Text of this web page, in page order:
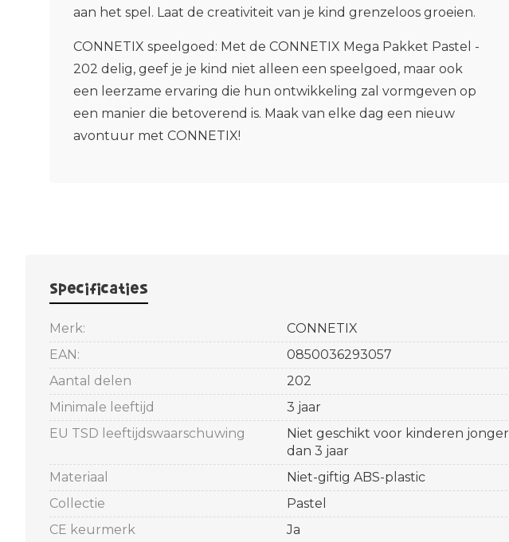
aan het spel. Laat de creativiteit van je kind grenzeloos groeien.
CONNETIX speelgoed: Met de CONNETIX Mega Pakket Pastel -
202 delig, geef je je kind niet alleen een speelgoed, maar ook
een leerzame ervaring die hun ontwikkeling zal vormgeven op
een manier die betoverend is. Maak van elke dag een nieuw
avontuur met CONNETIX!
Specificaties
Merk:
CONNETIX
EAN:
0850036293057
Aantal delen
202
Minimale leeftijd
3 jaar
EU TSD leeftijdswaarschuwing
Niet geschikt voor kinderen jonger
dan 3 jaar
Materiaal
Niet-giftig ABS-plastic
Collectie
Pastel
CE keurmerk
Ja